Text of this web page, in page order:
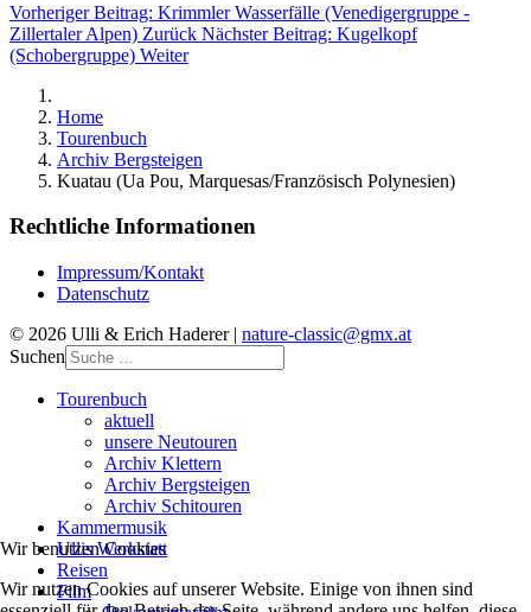
Vorheriger Beitrag: Krimmler Wasserfälle (Venedigergruppe -
Zillertaler Alpen) Zurück Nächster Beitrag: Kugelkopf
(Schobergruppe) Weiter
Home
Tourenbuch
Archiv Bergsteigen
Kuatau (Ua Pou, Marquesas/Französisch Polynesien)
Rechtliche Informationen
Impressum/Kontakt
Datenschutz
© 2026 Ulli & Erich Haderer | nature-classic@gmx.at
Suchen
Tourenbuch
aktuell
unsere Neutouren
Archiv Klettern
Archiv Bergsteigen
Archiv Schitouren
Kammermusik
Ullis Werkstatt
Reisen
Film
Wir benutzen Cookies
Wir nutzen Cookies auf unserer Website. Einige von ihnen sind